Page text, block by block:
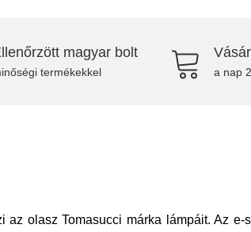
magyar bolt
termékekkel a nap
az olasz Tomasucci márka lámpáit. Az e-